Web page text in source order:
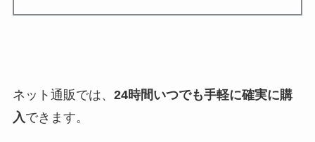
ネット通販では、 24時間いつでも手軽に確実に購
入できます。